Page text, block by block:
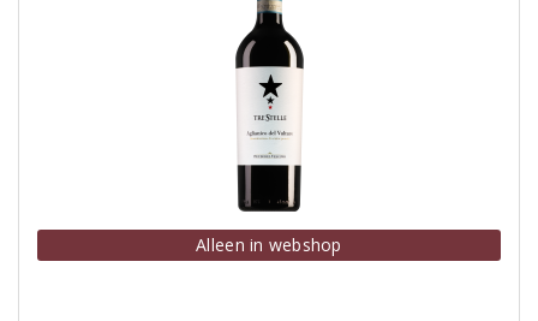
Alleen in webshop